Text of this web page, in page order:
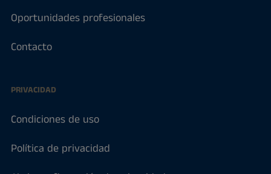
Oportunidades profesionales
Contacto
PRIVACIDAD
Condiciones de uso
Política de privacidad